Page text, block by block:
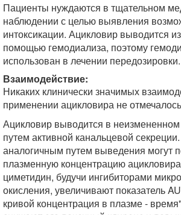
Пациенты нуждаются в тщательном
наблюдении с целью выявления
интоксикации. Ацикловир выводится
помощью гемодиализа, поэтому
использован в лечении передозировки.
Взаимодействие:
Никаких клинически значимых
применении ацикловира не
Ацикловир выводится в
путем активной канальцевой
аналогичным путем выведения могут
плазменную концентрацию
циметидин, будучи ингибиторами
окисления, увеличивают показатель
кривой концентрация в плазме -